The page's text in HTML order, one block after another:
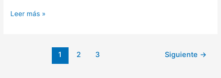
Enfan.
Leer más »
1 2 3 Siguiente →